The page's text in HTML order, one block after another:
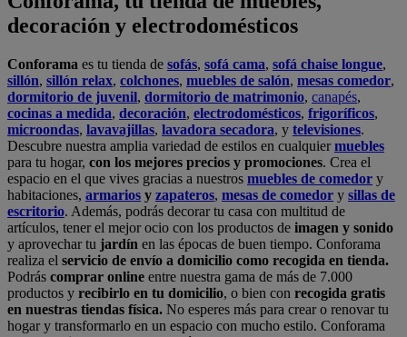
decoración y electrodomésticos
Conforama es tu tienda de sofás, sofá cama, sofá chaise longue,
sillón, sillón relax, colchones, muebles de salón, mesas comedor,
dormitorio de juvenil, dormitorio de matrimonio, canapés,
cocinas a medida, decoración, electrodomésticos, frigoríficos,
microondas, lavavajillas, lavadora secadora, y televisiones.
Descubre nuestra amplia variedad de estilos en cualquiermuebles
para tu hogar, con los mejores precios y promociones. Crea el
espacio en el que vives gracias a nuestros muebles de comedor y
habitaciones, armarios y zapateros, mesas de comedor y sillas de
escritorio. Además, podrás decorar tu casa con multitud de
artículos, tener el mejor ocio con los productos de imagen y sonido
y aprovechar tu jardín en las épocas de buen tiempo. Conforama
realiza el servicio de envío a domicilio como recogida en tienda.
Podrás comprar online entre nuestra gama de más de 7.000
productos y recibirlo en tu domicilio, o bien con recogida gratis
en nuestras tiendas física. No esperes más para crear o renovar tu
hogar y transformarlo en un espacio con mucho estilo. Conforama